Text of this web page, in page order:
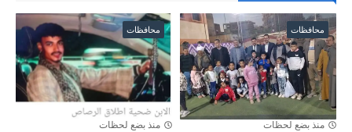
محافظات
منذ بضع لحظات
محافظات
منذ بضع لحظات